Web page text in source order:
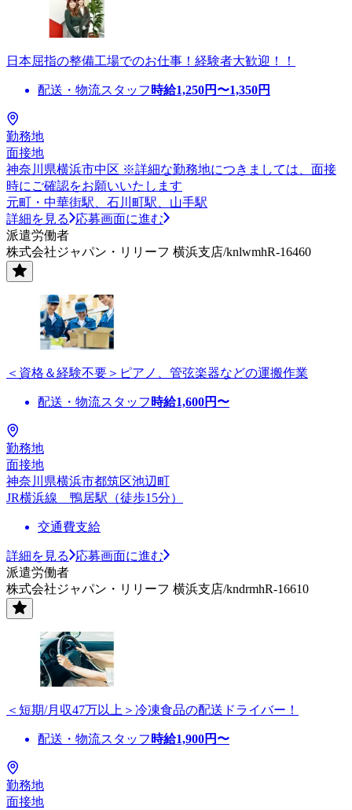
日本屈指の整備工場でのお仕事！経験者大歓迎！！
配送・物流スタッフ 時給1,250円〜1,350円
勤務地
面接地
神奈川県横浜市中区 ※詳細な勤務地につきましては、面接
時にご確認をお願いいたします
元町・中華街駅、石川町駅、山手駅
詳細を見る
応募画面に進む
派遣労働者
株式会社ジャパン・リリーフ 横浜支店/knlwmhR-16460
＜資格＆経験不要＞ピアノ、管弦楽器などの運搬作業
配送・物流スタッフ 時給1,600円〜
勤務地
面接地
神奈川県横浜市都筑区池辺町
JR横浜線 鴨居駅（徒歩15分）
交通費支給
詳細を見る
応募画面に進む
派遣労働者
株式会社ジャパン・リリーフ 横浜支店/kndrmhR-16610
＜短期/月収47万以上＞冷凍食品の配送ドライバー！
配送・物流スタッフ 時給1,900円〜
勤務地
面接地